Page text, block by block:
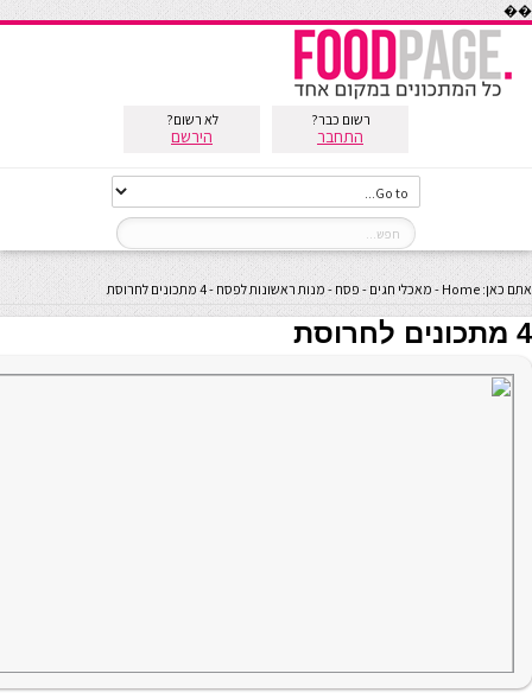
��
רשום כבר?
התחבר
לא רשום?
הירשם
אתם כאן: Home
- מאכלי חגים - פסח - מנות ראשונות לפסח -4 מתכונים לחרוסת
4 מתכונים לחרוסת